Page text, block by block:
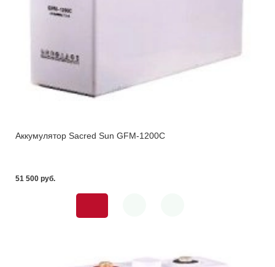
Аккумулятор Sacred Sun GFM-1200C
51 500 pуб.